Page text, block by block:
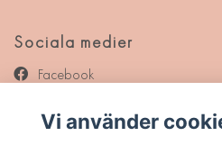
Sociala medier
Facebook
Pinterest
Vi använder